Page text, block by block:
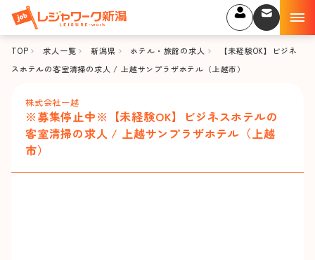
TOP 求人一覧 新潟県 ホテル・旅館の求人
【未経験OK】ビジネ
スホテルの客室清掃の求人 / 上越サンプラザホテル（上越市）
株式会社一越
※募集停止中※【未経験OK】ビジネスホテルの
客室清掃の求人 / 上越サンプラザホテル（上越
市）